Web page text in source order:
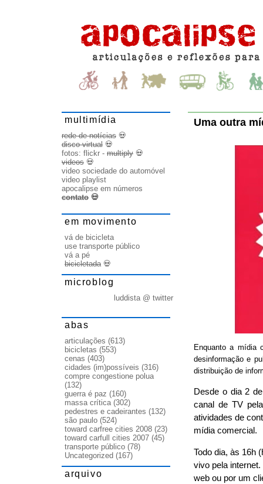
Uma outra
Enquanto a mídia
desinformação e
distribuição de
Desde o dia 2
canal de TV
atividades de
mídia comercial.
Todo dia, às 16h
vivo pela
web ou por um
multimídia
rede de notícias 💀
disco virtual 💀
fotos: flickr - multiply 💀
videos 💀
video sociedade do automóvel
video playlist
apocalipse em números
contato 💀
em movimento
vá de bicicleta
use transporte público
vá a pé
bicicletada💀
microblog
luddista @ twitter
abas
articulações (613)
bicicletas (553)
cenas (403)
cidades (im)possíveis (316)
compre congestione polua
(132)
guerra é paz (160)
massa crítica(302)
pedestres e cadeirantes (132)
são paulo (524)
toward carfree cities 2008 (23)
toward carfull cities 2007 (45)
transporte público (78)
Uncategorized (167)
arquivo